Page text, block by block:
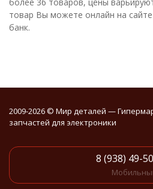
товар Вы можете онлайн на
банк.
2009-2026 © Мир деталей —
запчастей для электроники
8 (938) 49-